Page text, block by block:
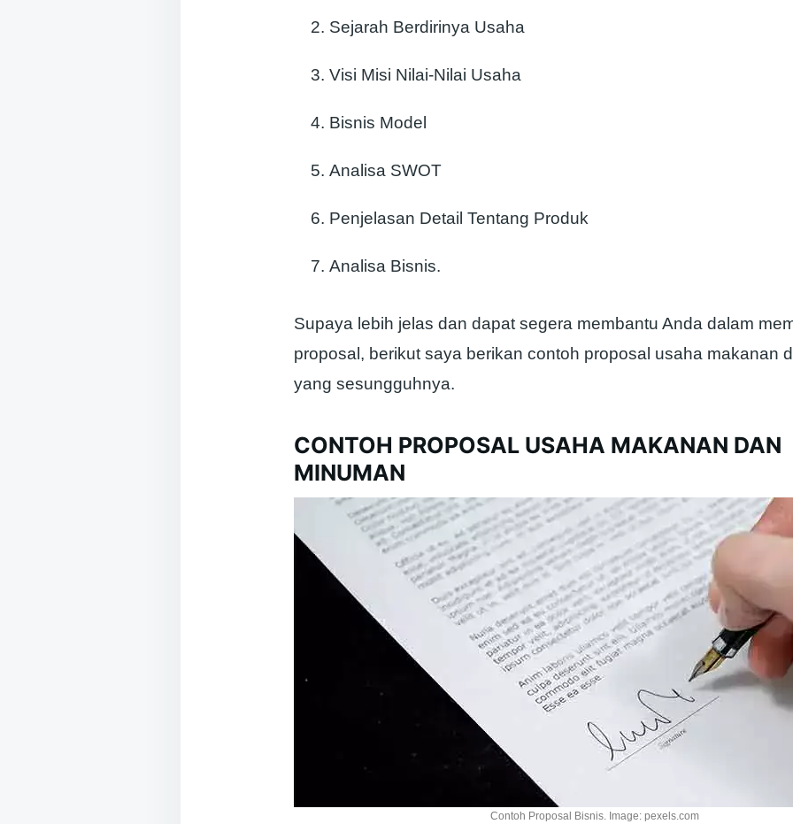
Sejarah Berdirinya Usaha
Visi Misi Nilai-Nilai Usaha
Bisnis Model
Analisa SWOT
Penjelasan Detail Tentang Produk
Analisa Bisnis.
Supaya lebih jelas dan dapat segera membantu Anda dalam
proposal, berikut saya berikan contoh proposal usaha makanan
yang sesungguhnya.
CONTOH PROPOSAL USAHA MAKANAN DAN
MINUMAN
Contoh Proposal Bisnis. Image: pexels.com